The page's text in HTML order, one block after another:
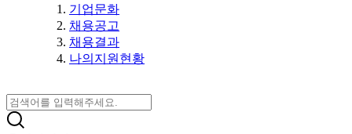
기업문화
채용공고
채용결과
나의지원현황